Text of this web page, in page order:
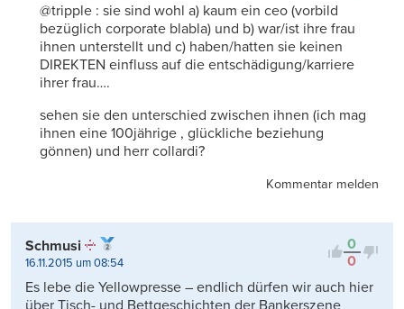
@tripple : sie sind wohl a) kaum ein ceo (vorbild
bezüglich corporate blabla) und b) war/ist ihre frau
ihnen unterstellt und c) haben/hatten sie keinen
DIREKTEN einfluss auf die entschädigung/karriere
ihrer frau….
sehen sie den unterschied zwischen ihnen (ich mag
ihnen eine 100jährige , glückliche beziehung
gönnen) und herr collardi?
Kommentar melden
0
0
Schmusi
16.11.2015 um 08:54
Es lebe die Yellowpresse – endlich dürfen wir auch hier
über Tisch- und Bettgeschichten der Bankerszene